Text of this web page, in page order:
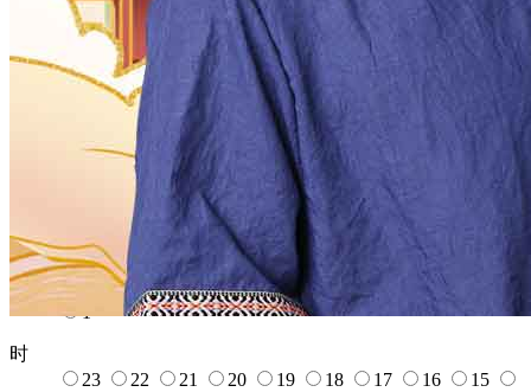
1924
1923 1922 1920
1919
1918
1916 1915 1914
1912
1911
1909 1908 1907
1905
1904 1903 1902 1900
12
11 7
31
30 29 28 27 25 24
22
21 20 18 17
12
11 10 9 8 7 4
1
时
23
22 21 20 19 18 17 16
15